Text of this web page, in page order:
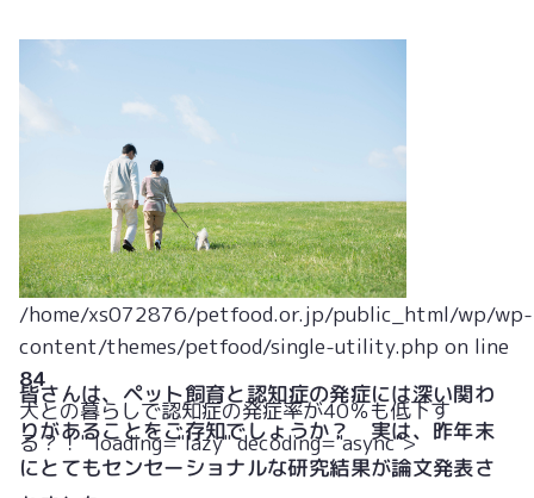
/home/xs072876/petfood.or.jp/public_html/wp/wp-
content/themes/petfood/single-utility.php on line
84
犬との暮らしで認知症の発症率が40％も低下す
る？！" loading="lazy" decoding="async">
皆さんは、ペット飼育と認知症の発症には深い関わ
りがあることをご存知でしょうか？ 実は、昨年末
にとてもセンセーショナルな研究結果が論文発表さ